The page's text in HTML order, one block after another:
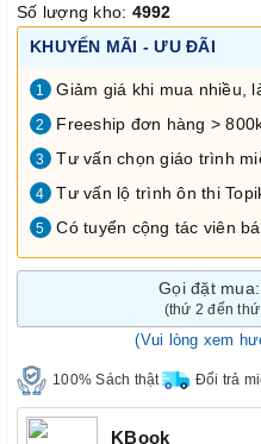
Số lượng kho: 4992
KHUYẾN MÃI - ƯU ĐÃI
1 Giảm giá khi mua nhiều,
2 Freeship đơn hàng >
3 Tư vấn chọn giáo trình
4 Tư vấn lộ trình ôn thi
5 Có tuyển cộng tác viên
Gọi đặt
(thứ 2 đến
(Vui lòng xem
100% Sách thật Đổi trả
KBook